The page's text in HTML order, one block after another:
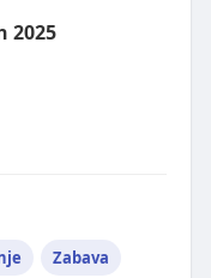
2025
Zabava